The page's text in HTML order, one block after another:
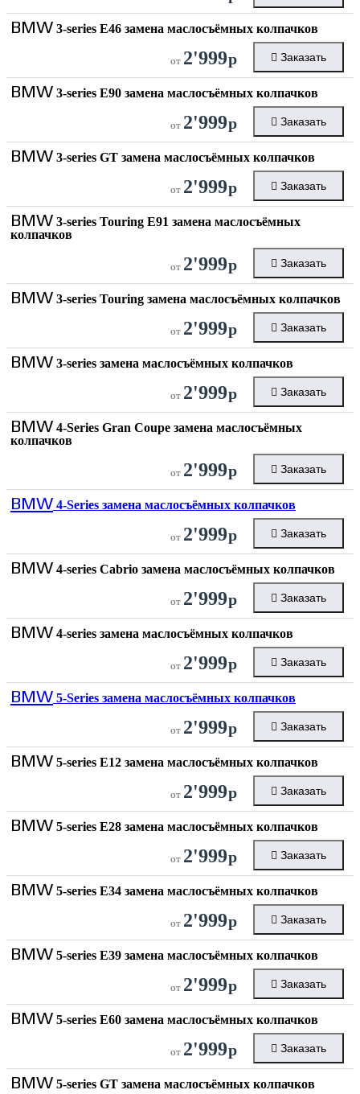
BMW 3-series E46 замена маслосъёмных колпачков
от 2'999р Заказать
BMW 3-series E90 замена маслосъёмных колпачков
от 2'999р Заказать
BMW 3-series GT замена маслосъёмных колпачков
от 2'999р Заказать
BMW 3-series Touring E91 замена маслосъёмных
колпачков
от 2'999р Заказать
BMW 3-series Touring замена маслосъёмных колпачков
от 2'999р Заказать
BMW 3-series замена маслосъёмных колпачков
от 2'999р Заказать
BMW 4-Series Gran Coupe замена маслосъёмных
колпачков
от 2'999р Заказать
BMW 4-Series замена маслосъёмных колпачков
от 2'999р Заказать
BMW 4-series Cabrio замена маслосъёмных колпачков
от 2'999р Заказать
BMW 4-series замена маслосъёмных колпачков
от 2'999р Заказать
BMW 5-Series замена маслосъёмных колпачков
от 2'999р Заказать
BMW 5-series E12 замена маслосъёмных колпачков
от 2'999р Заказать
BMW 5-series E28 замена маслосъёмных колпачков
от 2'999р Заказать
BMW 5-series E34 замена маслосъёмных колпачков
от 2'999р Заказать
BMW 5-series E39 замена маслосъёмных колпачков
от 2'999р Заказать
BMW 5-series E60 замена маслосъёмных колпачков
от 2'999р Заказать
BMW 5-series GT замена маслосъёмных колпачков